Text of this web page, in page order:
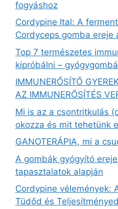
fogyáshoz
Cordypine Ital: A
Cordyceps gomba ereje
Top 7 természetes
kipróbálni –
IMMUNERŐSÍTŐ
AZ IMMUNERŐSÍTÉS
Mi is az a csontritkulás
okozza és mit tehetünk
GANOTERÁPIA, mi a
A gombák gyógyító
tapasztalatok alapján
Cordypine vélemények:
Tüdőd és